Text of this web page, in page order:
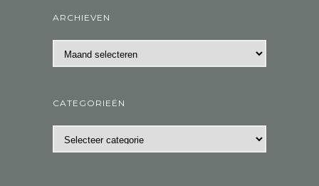
ARCHIEVEN
CATEGORIEËN